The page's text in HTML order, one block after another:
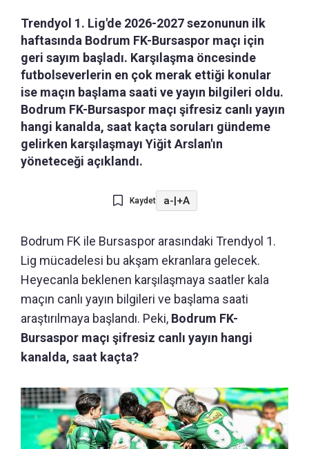
Trendyol 1. Lig'de 2026-2027 sezonunun ilk
haftasında Bodrum FK-Bursaspor maçı için
geri sayım başladı. Karşılaşma öncesinde
futbolseverlerin en çok merak ettiği konular
ise maçın başlama saati ve yayın bilgileri oldu.
Bodrum FK-Bursaspor maçı şifresiz canlı yayın
hangi kanalda, saat kaçta soruları gündeme
gelirken karşılaşmayı Yiğit Arslan'ın
yöneteceği açıklandı.
Kaydet a-|+A
Bodrum FK ile Bursaspor arasındaki Trendyol 1.
Lig mücadelesi bu akşam ekranlara gelecek.
Heyecanla beklenen karşılaşmaya saatler kala
maçın canlı yayın bilgileri ve başlama saati
araştırılmaya başlandı. Peki, Bodrum FK-
Bursaspor maçı şifresiz canlı yayın hangi
kanalda, saat kaçta?